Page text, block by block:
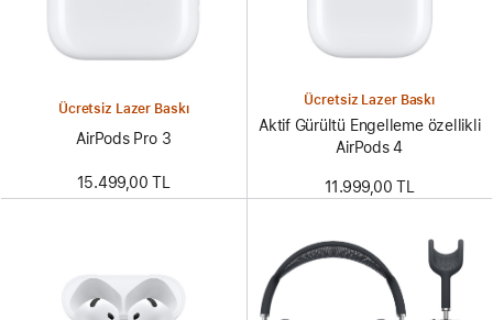
Ücretsiz Lazer Baskı
AirPods Pro 3
15.499,00 TL
Ücretsiz Lazer Baskı
Aktif Gürültü Engelleme özellikli
AirPods 4
11.999,00 TL